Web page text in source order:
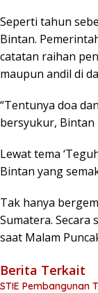
Seperti tahun
Bintan.
catatan raihan
maupun andil di
“Tentunya doa
bersyukur, Bintan
Lewat tema
Bintan yang
Tak hanya
Sumatera. Secara
saat Malam
Berita Terkait
STIE Pembangunan